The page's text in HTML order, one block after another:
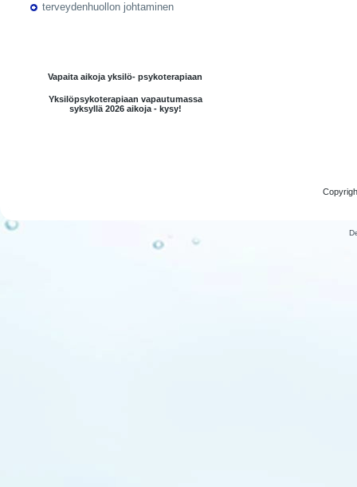
terveydenhuollon johtaminen
Vapaita aikoja yksilö- psykoterapiaan
Yksilöpsykoterapiaan vapautumassa
syksyllä 2026 aikoja - kysy!